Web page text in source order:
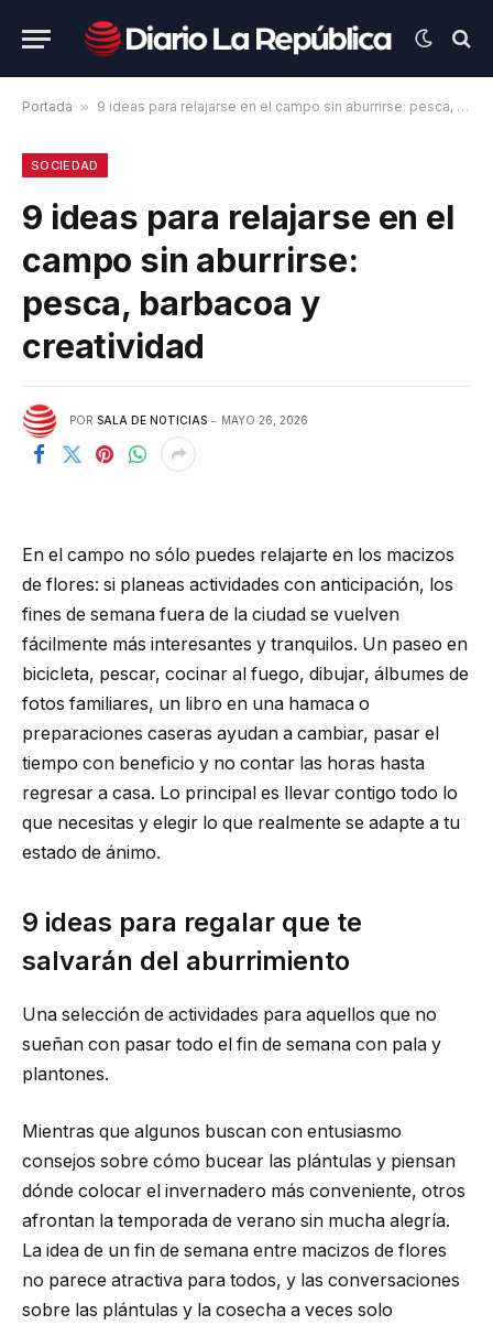
Portada » 9 ideas para relajarse en el campo sin aburrirse: pesca, barbacoa y creatividad
SOCIEDAD
9 ideas para relajarse en el
campo sin aburrirse:
pesca, barbacoa y
creatividad
POR SALA DE NOTICIAS MAYO 26, 2026
En el campo no sólo puedes relajarte en los macizos
de flores: si planeas actividades con anticipación, los
fines de semana fuera de la ciudad se vuelven
fácilmente más interesantes y tranquilos. Un paseo en
bicicleta, pescar, cocinar al fuego, dibujar, álbumes de
fotos familiares, un libro en una hamaca o
preparaciones caseras ayudan a cambiar, pasar el
tiempo con beneficio y no contar las horas hasta
regresar a casa. Lo principal es llevar contigo todo lo
que necesitas y elegir lo que realmente se adapte a tu
estado de ánimo.
9 ideas para regalar que te
salvarán del aburrimiento
Una selección de actividades para aquellos que no
sueñan con pasar todo el fin de semana con pala y
plantones.
Mientras que algunos buscan con entusiasmo
consejos sobre cómo bucear las plántulas y piensan
dónde colocar el invernadero más conveniente, otros
afrontan la temporada de verano sin mucha alegría.
La idea de un fin de semana entre macizos de flores
no parece atractiva para todos, y las conversaciones
sobre las plántulas y la cosecha a veces solo